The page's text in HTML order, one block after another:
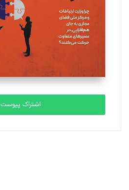
ملینا جعفری
تحریریه
مصطفی مسجدی آرانی
تحریریه
بابک نقاش
تحریریه
اشتراک پیوست